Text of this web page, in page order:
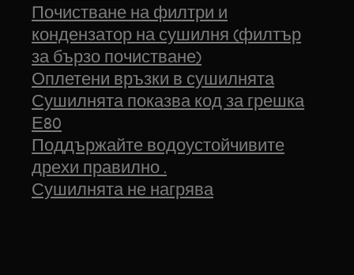
Почистване на филтри и
кондензатор на сушилня (филтър
за бързо почистване)
Оплетени връзки в сушилнята
Сушилнята показва код за грешка
Е80
Поддържайте водоустойчивите
дрехи правилно .
Сушилнята не нагрява